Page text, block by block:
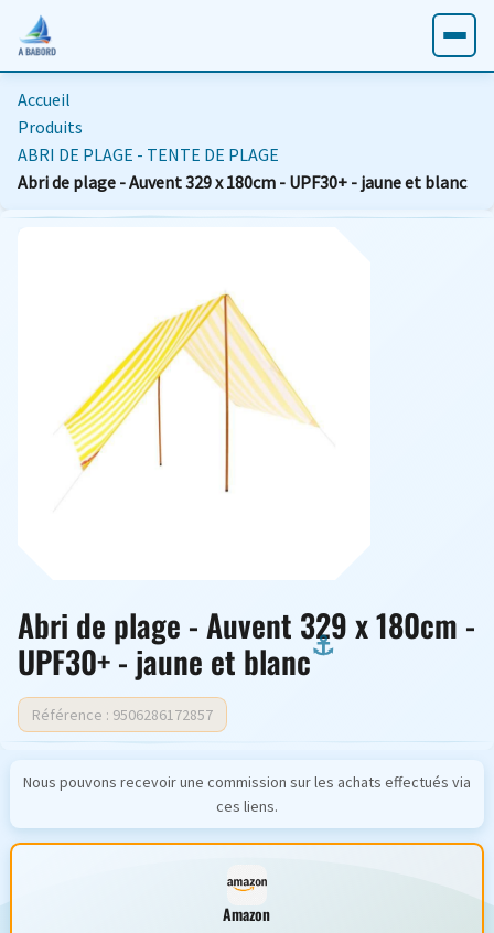
Accueil
Produits
ABRI DE PLAGE - TENTE DE PLAGE
Abri de plage - Auvent 329 x 180cm - UPF30+ - jaune et blanc
Abri de plage - Auvent 329 x 180cm -
UPF30+ - jaune et blanc
Référence : 9506286172857
Nous pouvons recevoir une commission sur les achats effectués via
ces liens.
Amazon